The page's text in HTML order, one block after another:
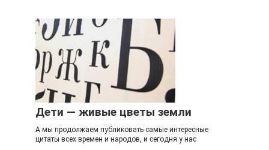
Дети — живые цветы земли
А мы продолжаем публиковать самые интересные
цитаты всех времен и народов, и сегодня у нас